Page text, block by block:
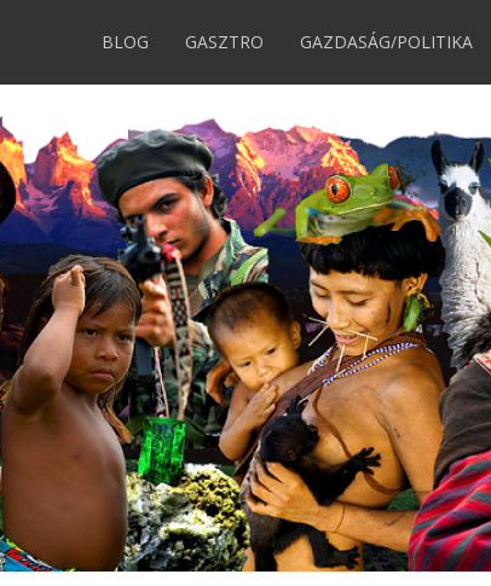
BLOG GASZTRO GAZDASÁG/POLITIKA